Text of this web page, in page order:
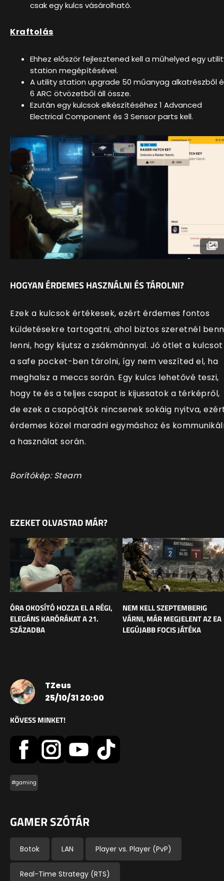
csak egy kulcs vásárolható.
Kraftolás
Ehhez először fejlesztened kell a műhelyed egy
station megépítésével.
A utility station upgrade 50 műanyag alkatrészből
6 ARC ötvözetből áll össze.
Ezután egy kulcsok elkészítéséhez 1 Advanced
Electrical Component és 3 Sensor parts kell.
HOGYAN ÉRDEMES HASZNÁLNI ÉS TÁROLNI?
Ezek a kulcsok értékesek, ezért érdemes fontos
küldetésekre tartogatni, ahol biztos szeretnél
lenni, hogy kijutsz a zsákmánnyal. Jó ötlet a kulcsot
a safe pocket-ben tárolni, így nem veszíted el, ha
meghalsz a meccs során. Egy kulcs lehetővé teszi,
hogy te és a teljes csapat is kijussatok a térképről,
de ezek a csapóajtók nincsenek sokáig nyitva,
érdemes közel maradni egymáshoz és
a használat során.
Borítókép: Steam
EZEKET OLVASTAD MÁR?
ÓRA OKOSÍTÓ HOZZA EL A RÉGI,
ELEGÁNS KARÓRÁKAT A 21.
SZÁZADBA
NEM KELL SZEPTEMBERIG
VÁRNI, MÁR MEGJELENT AZ EA
LEGÚJABB FOCIS JÁTÉKA
TZeus
25/10/31 20:00
KÖVESS MINKET!
#gaming
GAMER SZÓTÁR
Botok LAN Player vs. Player (PvP)
Real-Time Strategy (RTS)